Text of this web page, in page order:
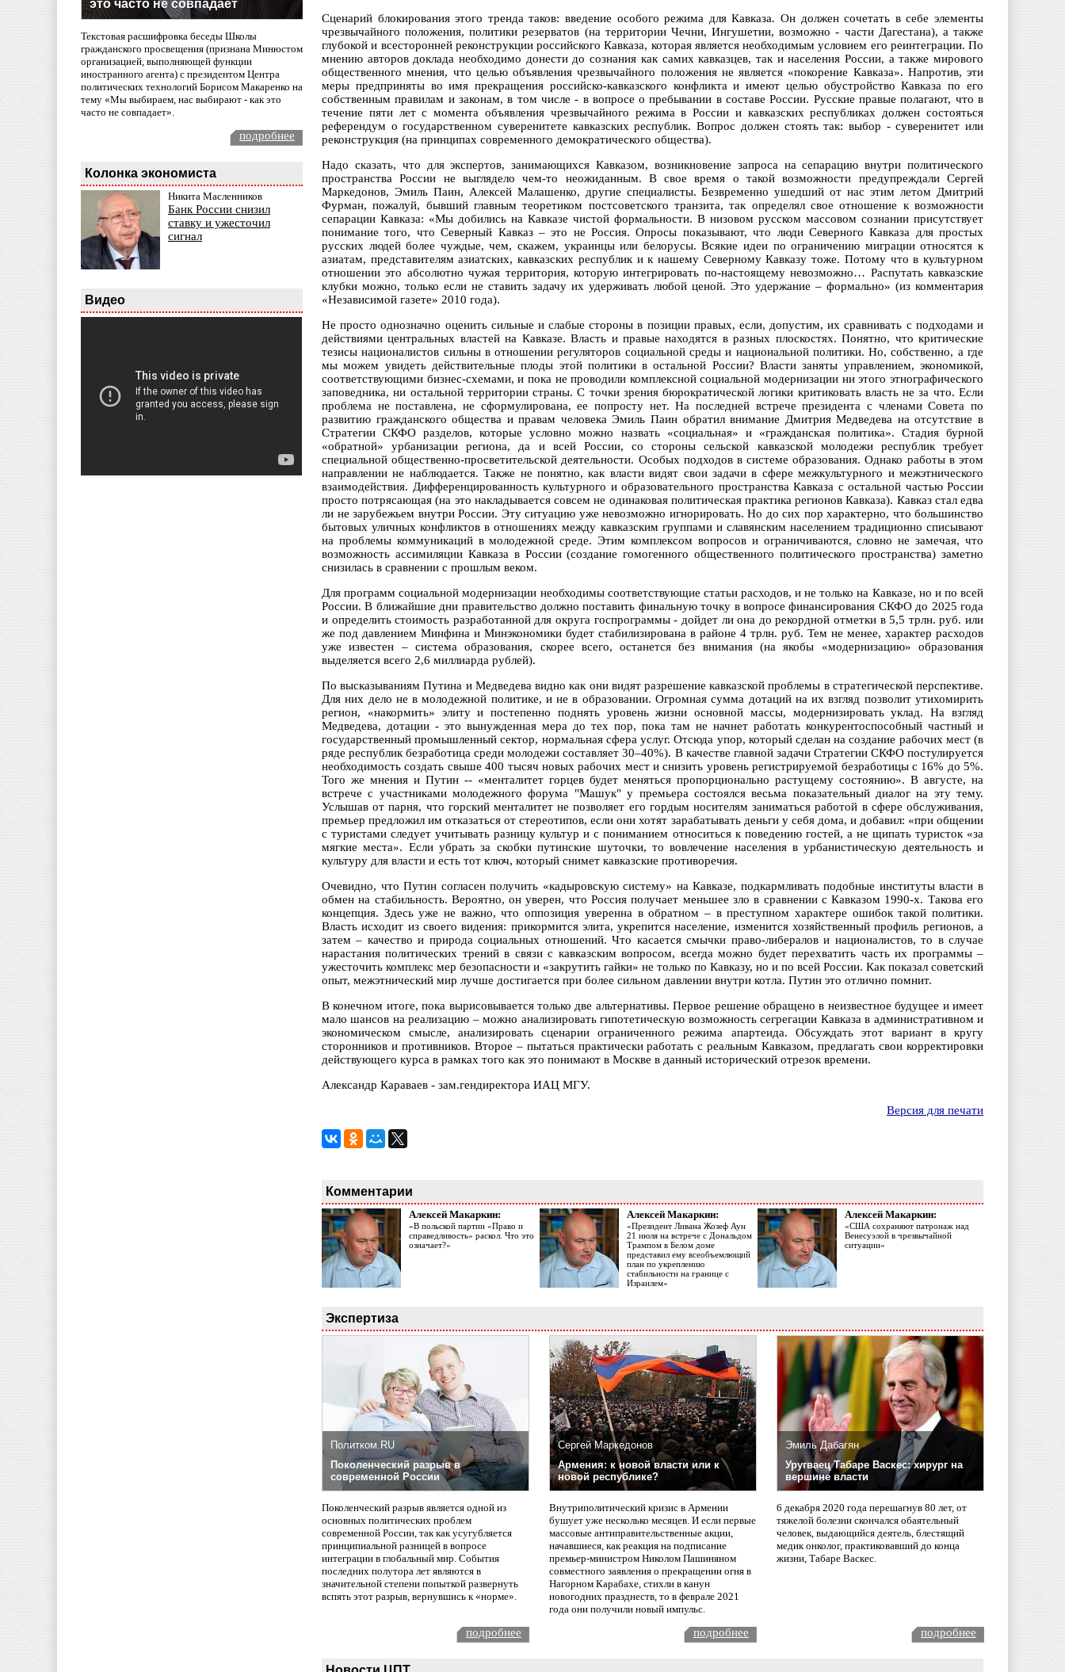
это часто не совпадает
Текстовая расшифровка беседы Школы
гражданского просвещения (признана Минюстом
организацией, выполняющей функции
иностранного агента) с президентом Центра
политических технологий Борисом Макаренко на
тему «Мы выбираем, нас выбирают - как это
часто не совпадает».
подробнее
Колонка экономиста
Никита Масленников
Банк России снизил
ставку и ужесточил
сигнал
Видео
Сценарий блокирования этого тренда таков: введение особого режима для Кавказа. Он должен сочетать в себе элементы
чрезвычайного положения, политики резерватов (на территории Чечни, Ингушетии, возможно - части Дагестана), а также
глубокой и всесторонней реконструкции российского Кавказа, которая является необходимым условием его реинтеграции. По
мнению авторов доклада необходимо донести до сознания как самих кавказцев, так и населения России, а также мирового
общественного мнения, что целью объявления чрезвычайного положения не является «покорение Кавказа». Напротив, эти
меры предприняты во имя прекращения российско-кавказского конфликта и имеют целью обустройство Кавказа по его
собственным правилам и законам, в том числе - в вопросе о пребывании в составе России. Русские правые полагают, что в
течение пяти лет с момента объявления чрезвычайного режима в России и кавказских республиках должен состояться
референдум о государственном суверенитете кавказских республик. Вопрос должен стоять так: выбор - суверенитет или
реконструкция (на принципах современного демократического общества).
Надо сказать, что для экспертов, занимающихся Кавказом, возникновение запроса на сепарацию внутри политического
пространства России не выглядело чем-то неожиданным. В свое время о такой возможности предупреждали Сергей
Маркедонов, Эмиль Паин, Алексей Малашенко, другие специалисты. Безвременно ушедший от нас этим летом Дмитрий
Фурман, пожалуй, бывший главным теоретиком постсоветского транзита, так определял свое отношение к возможности
сепарации Кавказа: «Мы добились на Кавказе чистой формальности. В низовом русском массовом сознании присутствует
понимание того, что Северный Кавказ – это не Россия. Опросы показывают, что люди Северного Кавказа для простых
русских людей более чуждые, чем, скажем, украинцы или белорусы. Всякие идеи по ограничению миграции относятся к
азиатам, представителям азиатских, кавказских республик и к нашему Северному Кавказу тоже. Потому что в культурном
отношении это абсолютно чужая территория, которую интегрировать по-настоящему невозможно… Распутать кавказские
клубки можно, только если не ставить задачу их удерживать любой ценой. Это удержание – формально» (из комментария
«Независимой газете» 2010 года).
Не просто однозначно оценить сильные и слабые стороны в позиции правых, если, допустим, их сравнивать с подходами и
действиями центральных властей на Кавказе. Власть и правые находятся в разных плоскостях. Понятно, что критические
тезисы националистов сильны в отношении регуляторов социальной среды и национальной политики. Но, собственно, а где
мы можем увидеть действительные плоды этой политики в остальной России? Власти заняты управлением, экономикой,
соответствующими бизнес-схемами, и пока не проводили комплексной социальной модернизации ни этого этнографического
заповедника, ни остальной территории страны. С точки зрения бюрократической логики критиковать власть не за что. Если
проблема не поставлена, не сформулирована, ее попросту нет. На последней встрече президента с членами Совета по
развитию гражданского общества и правам человека Эмиль Паин обратил внимание Дмитрия Медведева на отсутствие в
Стратегии СКФО разделов, которые условно можно назвать «социальная» и «гражданская политика». Стадия бурной
«обратной» урбанизации региона, да и всей России, со стороны сельской кавказской молодежи республик требует
специальной общественно-просветительской деятельности. Особых подходов в системе образования. Однако работы в этом
направлении не наблюдается. Также не понятно, как власти видят свои задачи в сфере межкультурного и межэтнического
взаимодействия. Дифференцированность культурного и образовательного пространства Кавказа с остальной частью России
просто потрясающая (на это накладывается совсем не одинаковая политическая практика регионов Кавказа). Кавказ стал едва
ли не зарубежьем внутри России. Эту ситуацию уже невозможно игнорировать. Но до сих пор характерно, что большинство
бытовых уличных конфликтов в отношениях между кавказским группами и славянским населением традиционно списывают
на проблемы коммуникаций в молодежной среде. Этим комплексом вопросов и ограничиваются, словно не замечая, что
возможность ассимиляции Кавказа в России (создание гомогенного общественного политического пространства) заметно
снизилась в сравнении с прошлым веком.
Для программ социальной модернизации необходимы соответствующие статьи расходов, и не только на Кавказе, но и по всей
России. В ближайшие дни правительство должно поставить финальную точку в вопросе финансирования СКФО до 2025 года
и определить стоимость разработанной для округа госпрограммы - дойдет ли она до рекордной отметки в 5,5 трлн. руб. или
же под давлением Минфина и Минэкономики будет стабилизирована в районе 4 трлн. руб. Тем не менее, характер расходов
уже известен – система образования, скорее всего, останется без внимания (на якобы «модернизацию» образования
выделяется всего 2,6 миллиарда рублей).
По высказываниям Путина и Медведева видно как они видят разрешение кавказской проблемы в стратегической перспективе.
Для них дело не в молодежной политике, и не в образовании. Огромная сумма дотаций на их взгляд позволит утихомирить
регион, «накормить» элиту и постепенно поднять уровень жизни основной массы, модернизировать уклад. На взгляд
Медведева, дотации - это вынужденная мера до тех пор, пока там не начнет работать конкурентоспособный частный и
государственный промышленный сектор, нормальная сфера услуг. Отсюда упор, который сделан на создание рабочих мест (в
ряде республик безработица среди молодежи составляет 30–40%). В качестве главной задачи Стратегии СКФО постулируется
необходимость создать свыше 400 тысяч новых рабочих мест и снизить уровень регистрируемой безработицы с 16% до 5%.
Того же мнения и Путин -- «менталитет горцев будет меняться пропорционально растущему состоянию». В августе, на
встрече с участниками молодежного форума "Машук" у премьера состоялся весьма показательный диалог на эту тему.
Услышав от парня, что горский менталитет не позволяет его гордым носителям заниматься работой в сфере обслуживания,
премьер предложил им отказаться от стереотипов, если они хотят зарабатывать деньги у себя дома, и добавил: «при общении
с туристами следует учитывать разницу культур и с пониманием относиться к поведению гостей, а не щипать туристок «за
мягкие места». Если убрать за скобки путинские шуточки, то вовлечение населения в урбанистическую деятельность и
культуру для власти и есть тот ключ, который снимет кавказские противоречия.
Очевидно, что Путин согласен получить «кадыровскую систему» на Кавказе, подкармливать подобные институты власти в
обмен на стабильность. Вероятно, он уверен, что Россия получает меньшее зло в сравнении с Кавказом 1990-х. Такова его
концепция. Здесь уже не важно, что оппозиция уверенна в обратном – в преступном характере ошибок такой политики.
Власть исходит из своего видения: прикормится элита, укрепится население, изменится хозяйственный профиль регионов, а
затем – качество и природа социальных отношений. Что касается смычки право-либералов и националистов, то в случае
нарастания политических трений в связи с кавказским вопросом, всегда можно будет перехватить часть их программы –
ужесточить комплекс мер безопасности и «закрутить гайки» не только по Кавказу, но и по всей России. Как показал советский
опыт, межэтнический мир лучше достигается при более сильном давлении внутри котла. Путин это отлично помнит.
В конечном итоге, пока вырисовывается только две альтернативы. Первое решение обращено в неизвестное будущее и имеет
мало шансов на реализацию – можно анализировать гипотетическую возможность сегрегации Кавказа в административном и
экономическом смысле, анализировать сценарии ограниченного режима апартеида. Обсуждать этот вариант в кругу
сторонников и противников. Второе – пытаться практически работать с реальным Кавказом, предлагать свои корректировки
действующего курса в рамках того как это понимают в Москве в данный исторический отрезок времени.
Александр Караваев - зам.гендиректора ИАЦ МГУ.
Версия для печати
Комментарии
Алексей Макаркин:
«В польской партии «Право и
справедливость» раскол. Что это
означает?»
Алексей Макаркин:
«Президент Ливана Жозеф Аун
21 июля на встрече с Дональдом
Трампом в Белом доме
представил ему всеобъемлющий
план по укреплению
стабильности на границе с
Израилем»
Алексей Макаркин:
«США сохраняют патронаж над
Венесуэлой в чрезвычайной
ситуации»
Экспертиза
Политком.RU
Поколенческий разрыв в
современной России
Поколенческий разрыв является одной из
основных политических проблем
современной России, так как усугубляется
принципиальной разницей в вопросе
интеграции в глобальный мир. События
последних полутора лет являются в
значительной степени попыткой развернуть
вспять этот разрыв, вернувшись к «норме».
Сергей Маркедонов
Армения: к новой власти или к
новой республике?
Внутриполитический кризис в Армении
бушует уже несколько месяцев. И если первые
массовые антиправительственные акции,
начавшиеся, как реакция на подписание
премьер-министром Николом Пашиняном
совместного заявления о прекращении огня в
Нагорном Карабахе, стихли в канун
новогодних празднеств, то в феврале 2021
года они получили новый импульс.
Эмиль Дабагян
Уругваец Табаре Васкес: хирург на
вершине власти
6 декабря 2020 года перешагнув 80 лет, от
тяжелой болезни скончался обаятельный
человек, выдающийся деятель, блестящий
медик онколог, практиковавший до конца
жизни, Табаре Васкес.
подробнее подробнее подробнее